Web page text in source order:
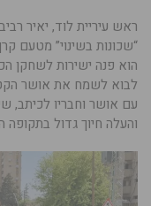
ראש עיריית לוד, יאיר
“שכונות בשינוי” מטעם
הוא פנה ישירות לשחקן
לבוא לשמח את אושר
עם אושר וחבריו לכיתב,
והעלה חיוך גדול